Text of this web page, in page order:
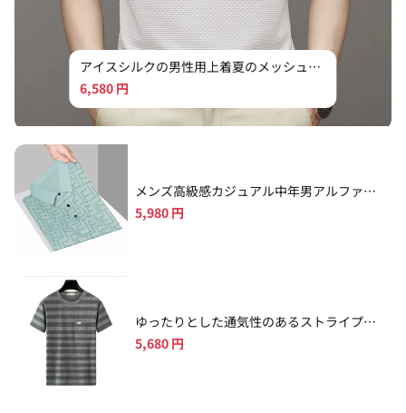
アイスシルクの男性用上着夏のメッシュ半
袖
6,580 円
メンズ高級感カジュアル中年男アルファベ
ットプリント開襟Tシャツ
5,980円
ゆったりとした通気性のあるストライプの
丸首の中年カジュアル半袖
5,680円